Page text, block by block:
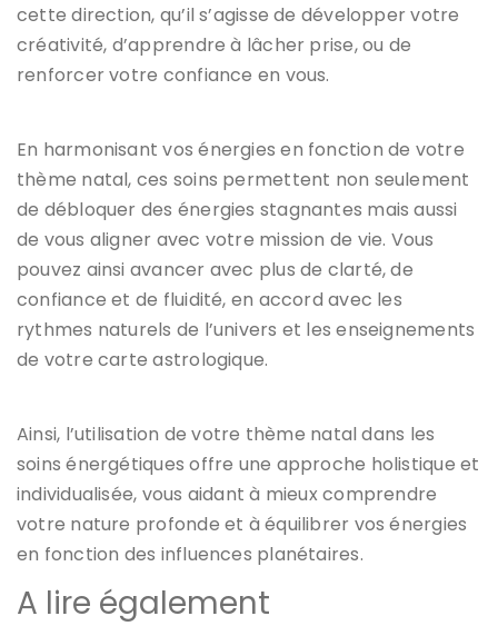
cette direction, qu’il s’agisse de développer votre
créativité, d’apprendre à lâcher prise, ou de
renforcer votre confiance en vous.
En harmonisant vos énergies en fonction de votre
thème natal, ces soins permettent non seulement
de débloquer des énergies stagnantes mais aussi
de vous aligner avec votre mission de vie. Vous
pouvez ainsi avancer avec plus de clarté, de
confiance et de fluidité, en accord avec les
rythmes naturels de l’univers et les enseignements
de votre carte astrologique.
Ainsi, l’utilisation de votre thème natal dans les
soins énergétiques offre une approche holistique et
individualisée, vous aidant à mieux comprendre
votre nature profonde et à équilibrer vos énergies
en fonction des influences planétaires.
A lire également